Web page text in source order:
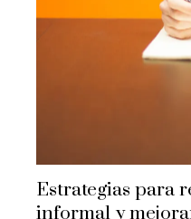
Estrategias para
informal y